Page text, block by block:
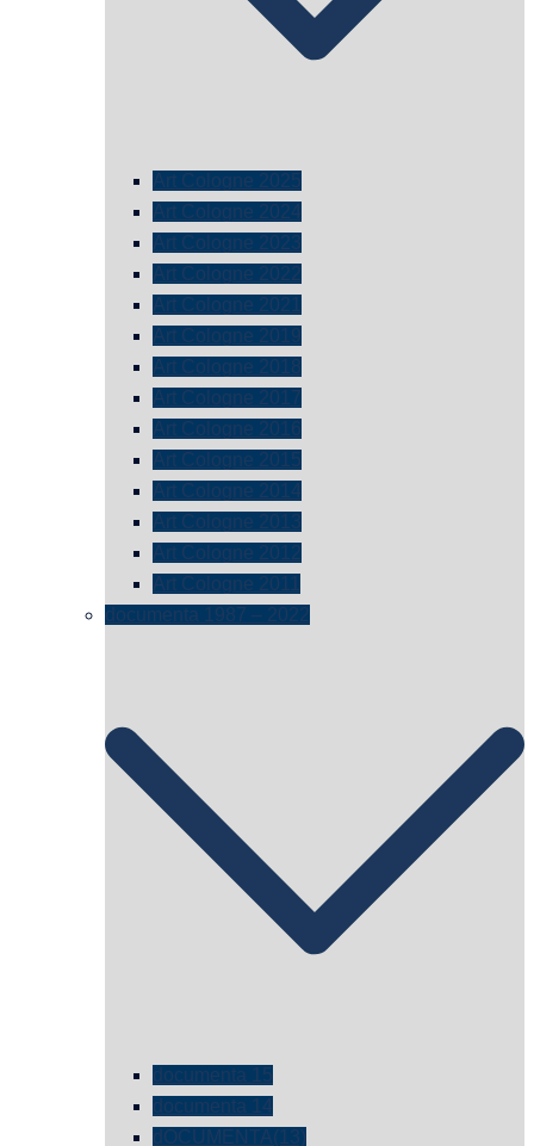
Art Cologne 2025
Art Cologne 2024
Art Cologne 2023
Art Cologne 2022
Art Cologne 2021
Art Cologne 2019
Art Cologne 2018
Art Cologne 2017
Art Cologne 2016
Art Cologne 2015
Art Cologne 2014
Art Cologne 2013
Art Cologne 2012
Art Cologne 2011
documenta 1987 – 2022
documenta 15
documenta 14
dOCUMENTA(13)